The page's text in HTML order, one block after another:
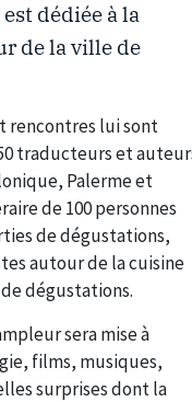
dédiée à la
de la ville de
rencontres lui sont
traducteurs et
Palerme et
de 100 personnes
de dégustations,
autour de la cuisine
dégustations.
sera mise à
films, musiques,
surprises dont la